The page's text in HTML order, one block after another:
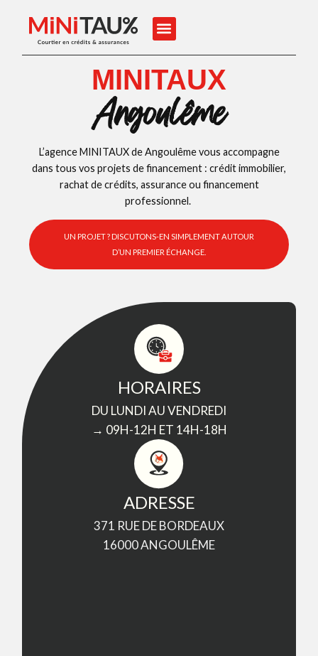
MINITAUX
Angoulême
L’agence MINITAUX de Angoulême vous accompagne
dans tous vos projets de financement : crédit immobilier,
rachat de crédits, assurance ou financement
professionnel.
UN PROJET ? DISCUTONS-EN SIMPLEMENT AUTOUR
D’UN PREMIER ÉCHANGE.
HORAIRES
DU LUNDI AU VENDREDI
→ 09H-12H ET 14H-18H
ADRESSE
371 RUE DE BORDEAUX
16000 ANGOULÊME